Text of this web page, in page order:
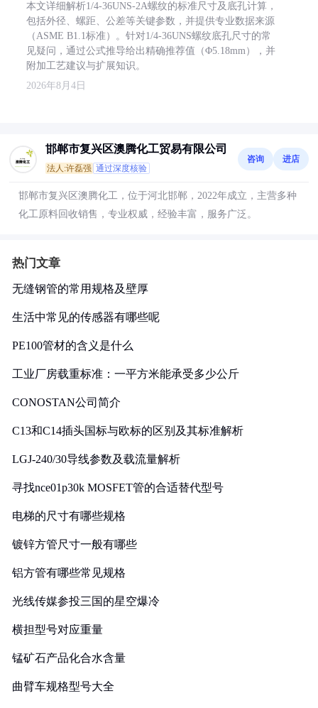
本文详细解析1/4-36UNS-2A螺纹的标准尺寸及底孔计算，
包括外径、螺距、公差等关键参数，并提供专业数据来源
（ASME B1.1标准）。针对1/4-36UNS螺纹底孔尺寸的常
见疑问，通过公式推导给出精确推荐值（Φ5.18mm），并
附加工艺建议与扩展知识。
2026年8月4日
邯郸市复兴区澳腾化工贸易有限公司
法人:许磊强 通过深度核验
咨询 进店
邯郸市复兴区澳腾化工，位于河北邯郸，2022年成立，主营多种
化工原料回收销售，专业权威，经验丰富，服务广泛。
热门文章
无缝钢管的常用规格及壁厚
生活中常见的传感器有哪些呢
PE100管材的含义是什么
工业厂房载重标准：一平方米能承受多少公斤
CONOSTAN公司简介
C13和C14插头国标与欧标的区别及其标准解析
LGJ-240/30导线参数及载流量解析
寻找nce01p30k MOSFET管的合适替代型号
电梯的尺寸有哪些规格
镀锌方管尺寸一般有哪些
铝方管有哪些常见规格
光线传媒参投三国的星空爆冷
横担型号对应重量
锰矿石产品化合水含量
曲臂车规格型号大全